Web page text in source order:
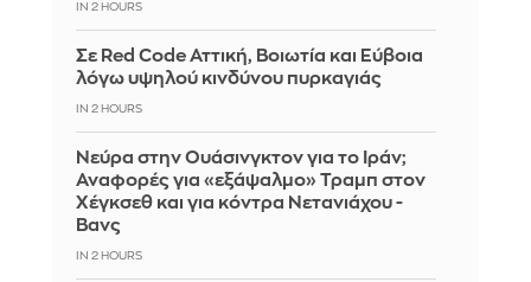
IN 2 HOURS
Σε Red Code Αττική, Βοιωτία και Εύβοια
λόγω υψηλού κινδύνου πυρκαγιάς
IN 2 HOURS
Νεύρα στην Ουάσινγκτον για το Ιράν;
Αναφορές για «εξάψαλμο» Τραμπ στον
Χέγκσεθ και για κόντρα Νετανιάχου -
Βανς
IN 2 HOURS